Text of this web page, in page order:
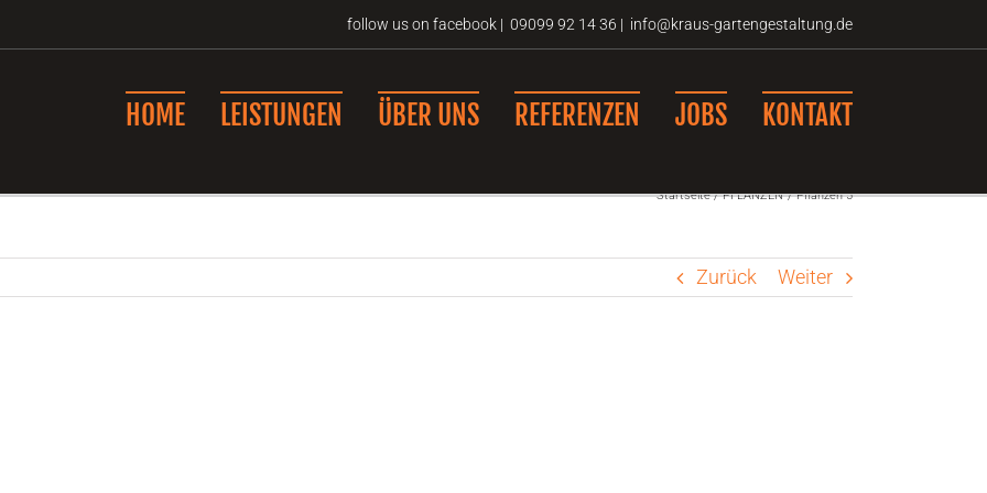
follow us on facebook | 09099 92 14 36 | info@kraus-gartengestaltung.de
HOME LEISTUNGEN ÜBER UNS REFERENZEN JOBS KONTAKT
Startseite PFLANZEN Pflanzen 5
Zurück Weiter